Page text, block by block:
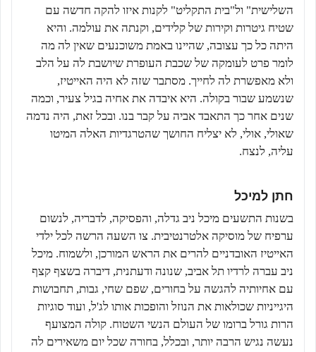
השלישית" ול"בית התקליט" לקנות איזו להקה חדשה עם
שטיח גיטרות וקירות של קלידים, וקנתה את עולמה. והיא
היתה כל כך עצובה, שהיינו באמת משוכנעים שאין לה מה
לומר פרט לעומקה של שכבת העופרת שיושבת לה על הלב
ולא מאפשרת לה לחייך. מסתבר שזה לא היה האייטיז,
שנשמע שבור בקולה. היא איבדה את אחיה בגיל צעיר, וכמה
שנים אחר כך התאבד אביה על קבר בנו. ובכל זאת, היה נדמה
שאולי, אולי, לא יצליח החושך שהטרגדיות האלה המיטו
עליה, לנצח.
חתן למיכל
בשנות התשעים מיכל ניב גדלה, והפסיקה, לדבריה, לנשום
ערפיח של מוסיקה אלטרנטיבית. צו השעה הרשה לכל ילדי
האייטיז האובדניים להרים את הראש המורכן, ולשמוח. מיכל
ניב עברה לרדיו תל אביב, שנונה ודעתנית, דיברה בשצף קצף
עם אחיותיה להגשה על בחורים, שפם שחי, גבות, תחבושות
היגייניות שכולאות את הנוזל והופכות אותו לג'ל, ועוד סוגיות
הרות גורל ברומו של העולם הנשי השטוח. קולה המצועף
נעשה נגיש הרבה יותר, ובכלל, בחורה שכל יום משאירים לה